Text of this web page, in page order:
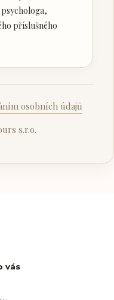
příslušného
osobních údajů
s.r.o.
vás